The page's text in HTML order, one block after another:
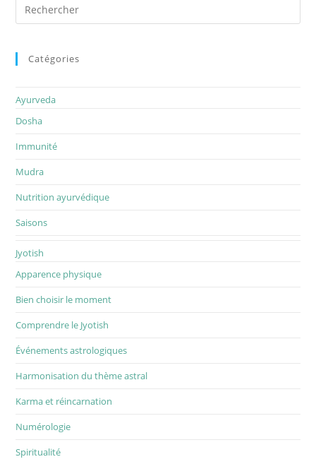
Catégories
Ayurveda
Dosha
Immunité
Mudra
Nutrition ayurvédique
Saisons
Jyotish
Apparence physique
Bien choisir le moment
Comprendre le Jyotish
Événements astrologiques
Harmonisation du thème astral
Karma et réincarnation
Numérologie
Spiritualité